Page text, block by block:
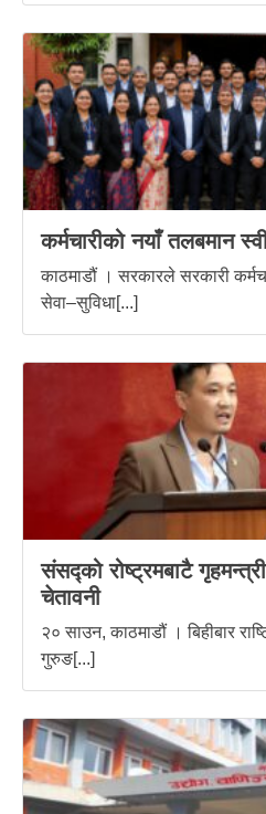
कर्मचारीको नयाँ तलबमान
काठमाडौं । सरकारले सरकारी
सेवा–सुविधा[...]
संसद्को रोष्ट्रमबाटै
चेतावनी
२० साउन, काठमाडौं । बिहीबार
गुरुङ[...]